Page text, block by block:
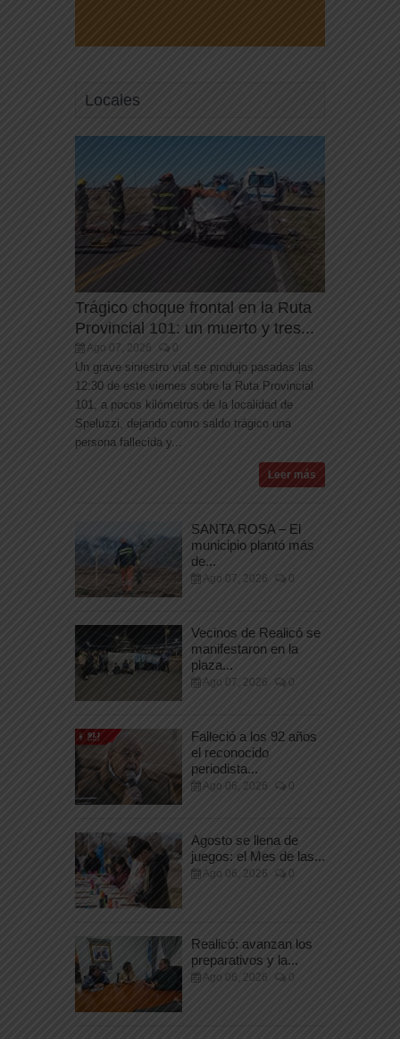
Locales
Trágico choque frontal en la Ruta
Provincial 101: un muerto y tres...
Ago 07, 2026 0
Un grave siniestro vial se produjo pasadas las
12:30 de este viernes sobre la Ruta Provincial
101, a pocos kilómetros de la localidad de
Speluzzi, dejando como saldo trágico una
persona fallecida y...
Leer más
SANTA ROSA – El
municipio plantó más
de...
Ago 07, 2026 0
Vecinos de Realicó se
manifestaron en la
plaza...
Ago 07, 2026 0
Falleció a los 92 años
el reconocido
periodista...
Ago 06, 2026 0
Agosto se llena de
juegos: el Mes de las...
Ago 06, 2026 0
Realicó: avanzan los
preparativos y la...
Ago 06, 2026 0